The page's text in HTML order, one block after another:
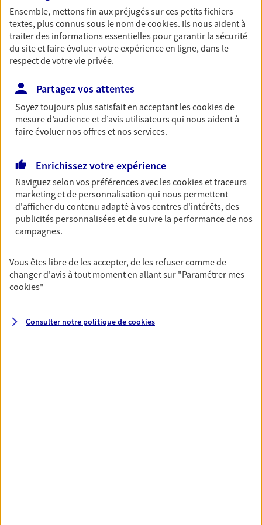
jour le jour.
Découvrir l'offre Compte bancaire
NOUS CONTACTER
Prêt personnel
Bénéficiez d’un prêt personnel accessible sans
frais de dossier pour réaliser tous vos projets :
NOUS CONTACTER
VOIR TOUTES NOS OFFRES
Ensemble, mettons fin aux préjugés sur ces petits fichiers
textes, plus connus sous le nom decookies. Ils nous aident à
traiter des informations essentielles pour garantir la sécurité
du site et faire évoluer votre expérience en ligne, dans le
respect de votre vie privée.
Partagez vos attentes
Soyez toujours plus satisfait en acceptant lescookiesde
mesure d’audience et d’avis utilisateurs qui nous aident à
faire évoluer nos offres et nos services.
Enrichissez votre expérience
Naviguez selon vos préférences avec lescookies et traceurs
marketing et de personnalisation qui nous permettent
d'afficher du contenu adapté à vos centres d'intérêts, des
publicités personnalisées et de suivre la performance de nos
campagnes.
Vous êtes libre de les accepter, de les refuser comme de
changer d'avis à tout moment en allant sur "Paramétrer mes
cookies"
Consulter notre politique decookies